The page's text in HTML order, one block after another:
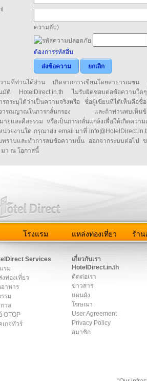
ความลับ)
ต้องการรหัสอื่น
ส่งข้อความ
ยกเลิก
ามที่ท่านได้อ่าน เกิดจากการเขียนโดยสาธารณชน
มัติ HotelDirect.in.th ไม่รับผิดชอบต่อข้อความใด
รถระบุได้ว่าเป็นความจริงหรือ ชื่อผู้เขียนที่ได้เห็นคือชื่
ารณญาณในการกลั่นกรอง และถ้าท่านพบเห็นข้
ายและศีลธรรม หรือเป็นการกลั่นแกล้งเพื่อให้เกิดควา
น่วยงานใด กรุณาส่ง email มาที่
ทราบและทำการลบข้อความนั้น ออกจากระบบต่อไป
า ณ โอกาสนี้
โรงแรม แหล่งท่องเที่ยว ร้าน
Services
รม
ท่องเที่ยว
อาหาร
รม
าล
OTOP
เกจทัวร์
เกี่ยวกับเรา
HotelDirect.in.th
ติดต่อเรา
ข่าวสาร
แผนผัง
โฆษณา
User Agreement
Privacy Policy
สมาชิก